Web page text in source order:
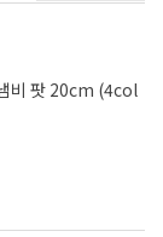
비 팟 20cm (4col